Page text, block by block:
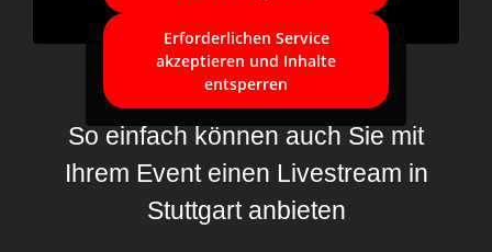
Erforderlichen Service
akzeptieren und Inhalte
entsperren
So einfach können auch Sie mit
Ihrem Event einen Livestream in
Stuttgart anbieten